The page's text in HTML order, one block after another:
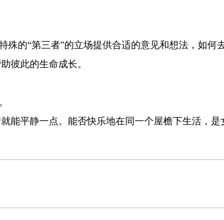
的“第三者”的立场提供合适的意见和想法，如
彼此的生命成长。
能平静一点。能否快乐地在同一个屋檐下生活，